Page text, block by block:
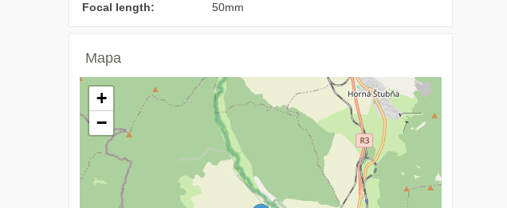
Focal length:
50mm
Mapa
+
−